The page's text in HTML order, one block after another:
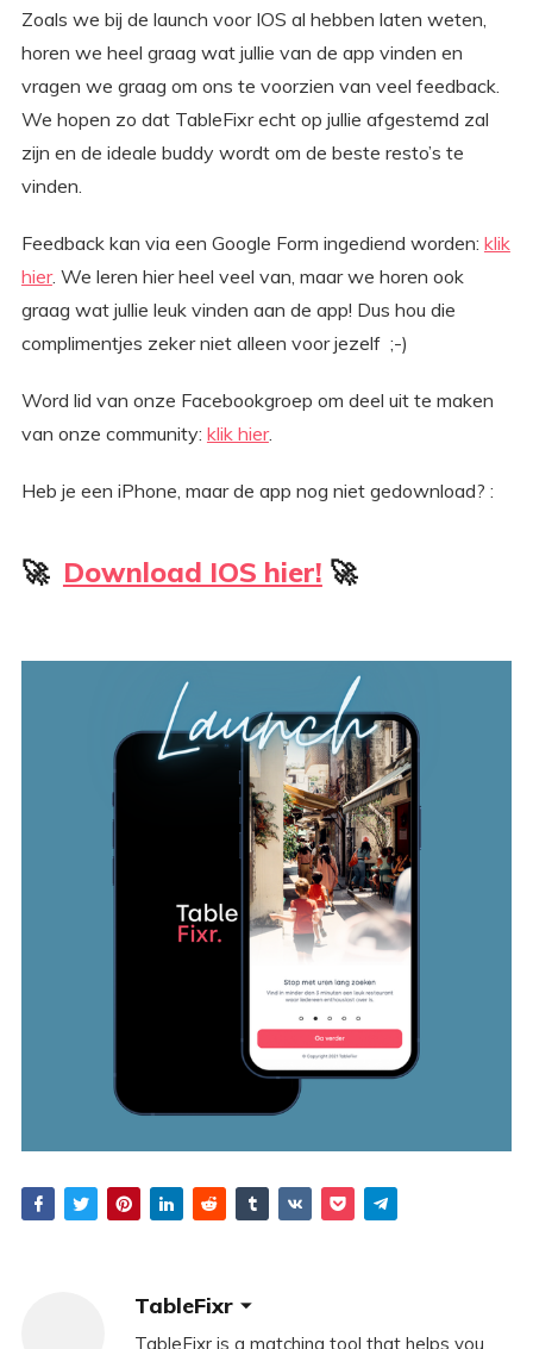
Zoals we bij de launch voor IOS al hebben laten weten,
horen we heel graag wat jullie van de app vinden en
vragen we graag om ons te voorzien van veel feedback.
We hopen zo dat TableFixr echt op jullie afgestemd zal
zijn en de ideale buddy wordt om de beste resto’s te
vinden.
Feedback kan via een Google Form ingediend worden: klik
hier. We leren hier heel veel van, maar we horen ook
graag wat jullie leuk vinden aan de app! Dus hou die
complimentjes zeker niet alleen voor jezelf ;-)
Word lid van onze Facebookgroep om deel uit te maken
van onze community: klik hier.
Heb je een iPhone, maar de app nog niet gedownload? :
🚀 Download IOS hier! 🚀⁠
TableFixr
TableFixr is a matching tool that helps you